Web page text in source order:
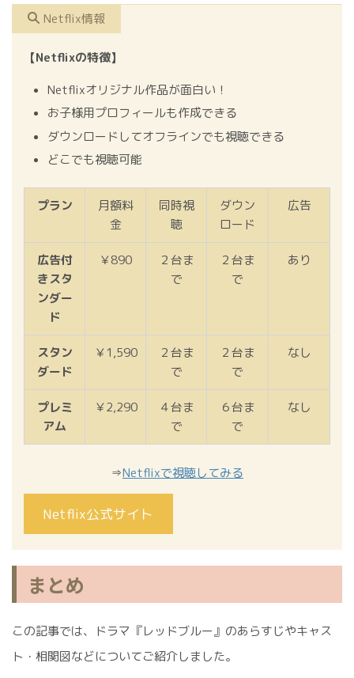
Netflix情報
【Netflixの特徴】
Netflixオリジナル作品が面白い！
お子様用プロフィールも作成できる
ダウンロードしてオフラインでも視聴できる
どこでも視聴可能
プラン
月額料
金
同時視
聴
ダウン
ロード
広告
広告付
きスタ
ンダー
ド
￥890
２台ま
で
２台ま
で
あり
スタン
ダード
￥1,590
２台ま
で
２台ま
で
なし
プレミ
アム
￥2,290
４台ま
で
６台ま
で
なし
⇒Netflixで視聴してみる
Netflix公式サイト
まとめ
この記事では、ドラマ『レッドブルー』のあらすじやキャス
ト・相関図などについてご紹介しました。